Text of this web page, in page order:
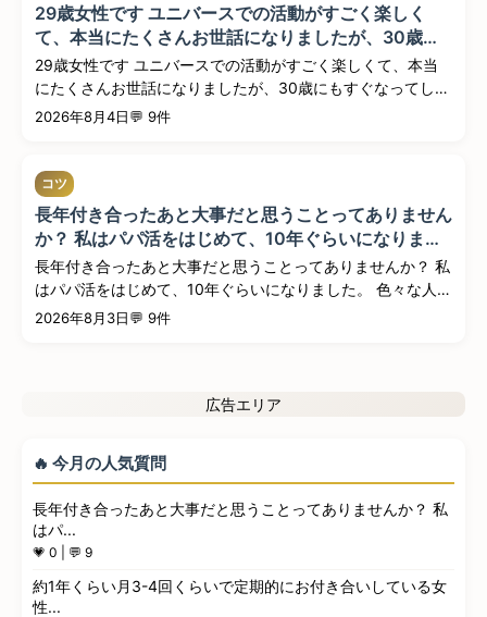
29歳女性です ユニバースでの活動がすごく楽しく
て、本当にたくさんお世話になりましたが、30歳に
もすぐなってしまうので、そうなるとオファーが来な
くなるのではないかと心配しています。やはり20代
前半にオ...
29歳女性です ユニバースでの活動がすごく楽しくて、本当
にたくさんお世話になりましたが、30歳にもすぐなってしま
うので...
2026年8月4日💬 9件
コツ
長年付き合ったあと大事だと思うことってありません
か？ 私はパパ活をはじめて、10年ぐらいになりまし
た。 色々な人に出会って、別れてを繰り返していま
すが合計300人以上に会いました。 その人たちの中
でた...
長年付き合ったあと大事だと思うことってありませんか？ 私
はパパ活をはじめて、10年ぐらいになりました。 色々な人に
出...
2026年8月3日💬 9件
広告エリア
🔥 今月の人気質問
長年付き合ったあと大事だと思うことってありませんか？ 私
はパ...
💗 0 | 💬 9
約1年くらい月3-4回くらいで定期的にお付き合いしている女
性...